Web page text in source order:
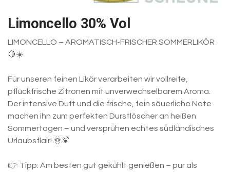
Limoncello 30% Vol
LIMONCELLO – AROMATISCH-FRISCHER SOMMERLIKÖR
🍋☀️
Für unseren feinen Likör verarbeiten wir vollreife,
pflückfrische Zitronen mit unverwechselbarem Aroma.
Der intensive Duft und die frische, fein säuerliche Note
machen ihn zum perfekten Durstlöscher an heißen
Sommertagen – und versprühen echtes südländisches
Urlaubsflair! 🌞🍹
👉 Tipp: Am besten gut gekühlt genießen – pur als